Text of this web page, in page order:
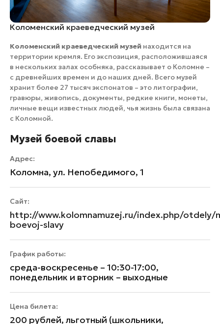
Коломенский краеведческий музей
Коломенский краеведческий музей находится на
территории кремля. Его экспозиция, расположившаяся
в нескольких залах особняка, рассказывает о Коломне –
с древнейших времен и до наших дней. Всего музей
хранит более 27 тысяч экспонатов – это литографии,
гравюры, живопись, документы, редкие книги, монеты,
личные вещи известных людей, чья жизнь была связана
с Коломной.
Музей боевой славы
Адрес:
Коломна, ул. Непобедимого, 1
Сайт:
http://www.kolomnamuzej.ru/index.php/otdely/
boevoj-slavy
График работы:
среда-воскресенье – 10:30-17:00,
понедельник и вторник – выходные
Цена билета:
200 рублей, льготный (школьники,